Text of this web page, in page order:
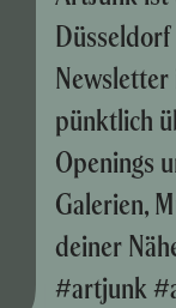
pünktlich
Openings
Galerien,
deiner
#artjunk